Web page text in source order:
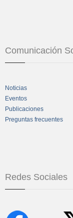
Comunicación
Noticias
Eventos
Publicaciones
Preguntas frecuentes
Redes Sociales